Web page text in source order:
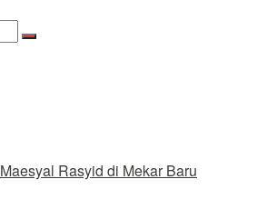
Maesyal Rasyid di Mekar Baru